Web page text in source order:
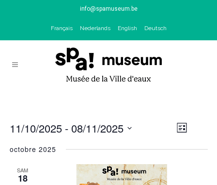
info@spamuseum.be
Français Nederlands English Deutsch
PAR
vues
Liste
11/10/2025 - 08/11/2025
une
date.
octobre 2025
SAM
18